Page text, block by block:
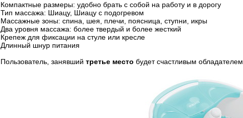
Компактные размеры: удобно брать с собой на работу и в дорогу
Тип массажа: Шиацу, Шиацу с подогревом
Массажные зоны: спина, шея, плечи, поясница, ступни, икры
Два уровня массажа: более твердый и более жесткий
Крепеж для фиксации на стуле или кресле
Длинный шнур питания
Пользователь, занявший третье место будет счастливым обладателем